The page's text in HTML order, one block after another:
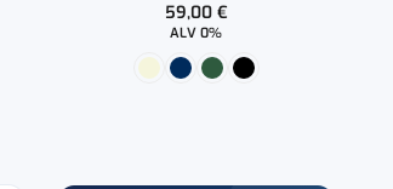
59,00 €
ALV 0%